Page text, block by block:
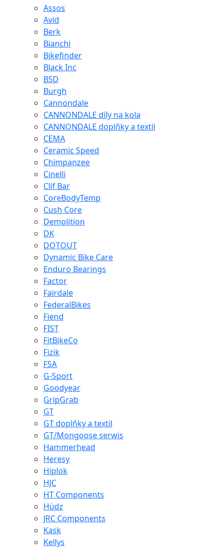
Assos
Avid
Berk
Bianchi
Bikefinder
Black Inc
BSD
Burgh
Cannondale
CANNONDALE díly na kola
CANNONDALE doplňky a textil
CEMA
Ceramic Speed
Chimpanzee
Cinelli
Clif Bar
CoreBodyTemp
Cush Core
Demolition
DK
DOTOUT
Dynamic Bike Care
Enduro Bearings
Factor
Fairdale
FederalBikes
Fiend
FIST
FitBikeCo
Fizik
FSA
G-Sport
Goodyear
GripGrab
GT
GT doplňky a textil
GT/Mongoose serwis
Hammerhead
Heresy
Hiplok
HJC
HT Components
Hüdz
JRC Components
Kask
Kellys